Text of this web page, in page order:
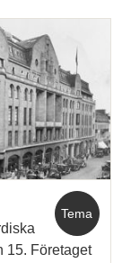
Tema
15. Företaget